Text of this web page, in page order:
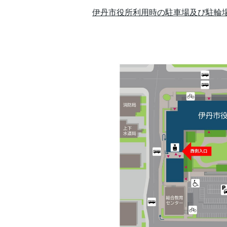
伊丹市役所利用時の駐車場及び駐輪